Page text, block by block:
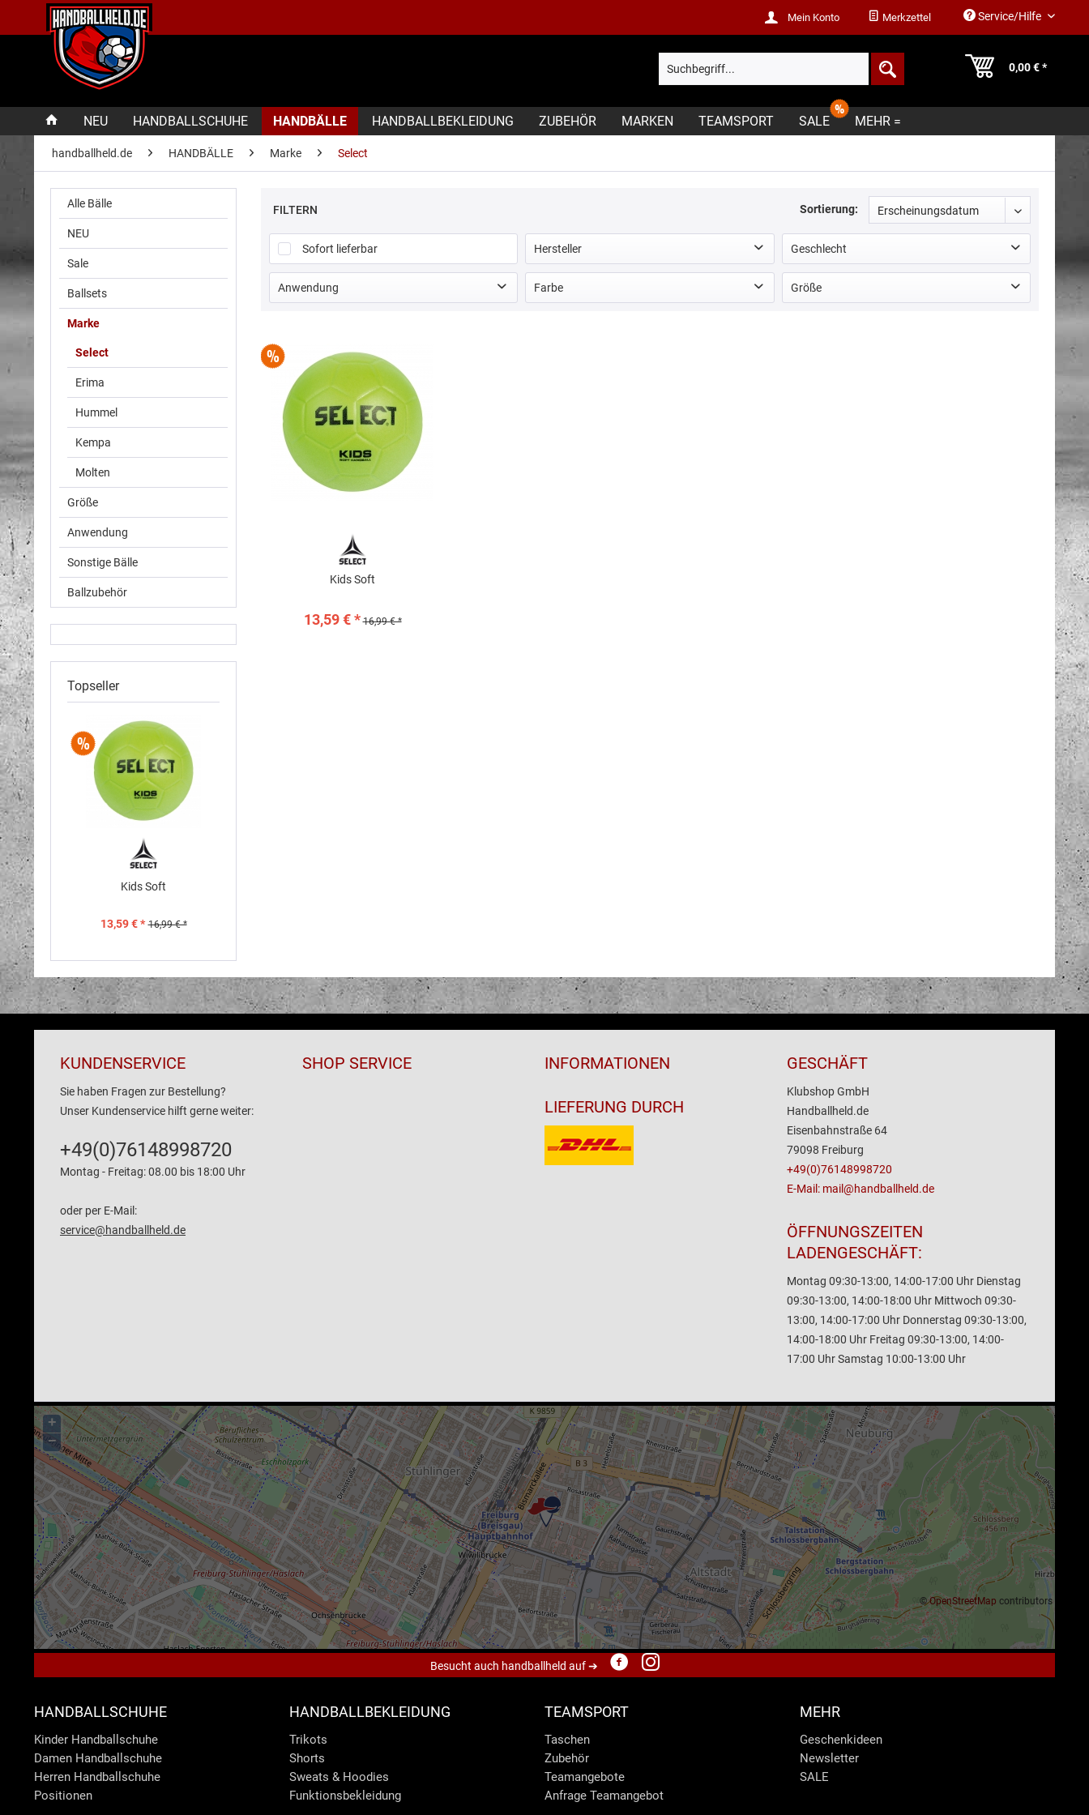
Merkzettel
Mein Konto Service/Hilfe
0,00 € *
NEU HANDBALLSCHUHE HANDBÄLLE HANDBALLBEKLEIDUNG ZUBEHÖR MARKEN TEAMSPORT SALE MEHR =
handballheld.de HANDBÄLLE Marke Select
Alle Bälle
NEU
Sale
Ballsets
Marke
Select
Erima
Hummel
Kempa
Molten
Größe
Anwendung
Sonstige Bälle
Ballzubehör
Topseller
Kids Soft
13,59 € * 16,99 € *
FILTERN Sortierung:
Sofort lieferbar Hersteller
Select
Geschlecht
Kids
Anwendung Farbe Größe
Kids Soft
13,59 € * 16,99 € *
KUNDENSERVICE
Sie haben Fragen zur Bestellung?
Unser Kundenservice hilft gerne weiter:
+49(0)76148998720
Montag - Freitag: 08.00 bis 18:00 Uhr
oder per E-Mail:
service@handballheld.de
SHOP SERVICE INFORMATIONEN
LIEFERUNG DURCH
GESCHÄFT
Klubshop GmbH
Handballheld.de
Eisenbahnstraße 64
79098 Freiburg
+49(0)76148998720
E-Mail: mail@handballheld.de
ÖFFNUNGSZEITEN
LADENGESCHÄFT:
Montag 09:30-13:00, 14:00-17:00 Uhr Dienstag
09:30-13:00, 14:00-18:00 Uhr Mittwoch 09:30-
13:00, 14:00-17:00 Uhr Donnerstag 09:30-13:00,
14:00-18:00 Uhr Freitag 09:30-13:00, 14:00-
17:00 Uhr Samstag 10:00-13:00 Uhr
+
−
©OpenStreetMap contributors
Besucht auch handballheld auf ➔
HANDBALLSCHUHE
Kinder Handballschuhe
Damen Handballschuhe
Herren Handballschuhe
Positionen
HANDBALLBEKLEIDUNG
Trikots
Shorts
Sweats & Hoodies
Funktionsbekleidung
TEAMSPORT
Taschen
Zubehör
Teamangebote
Anfrage Teamangebot
MEHR
Geschenkideen
Newsletter
SALE